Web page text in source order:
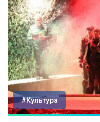
#Культура